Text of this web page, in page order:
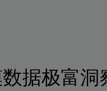
据极富洞